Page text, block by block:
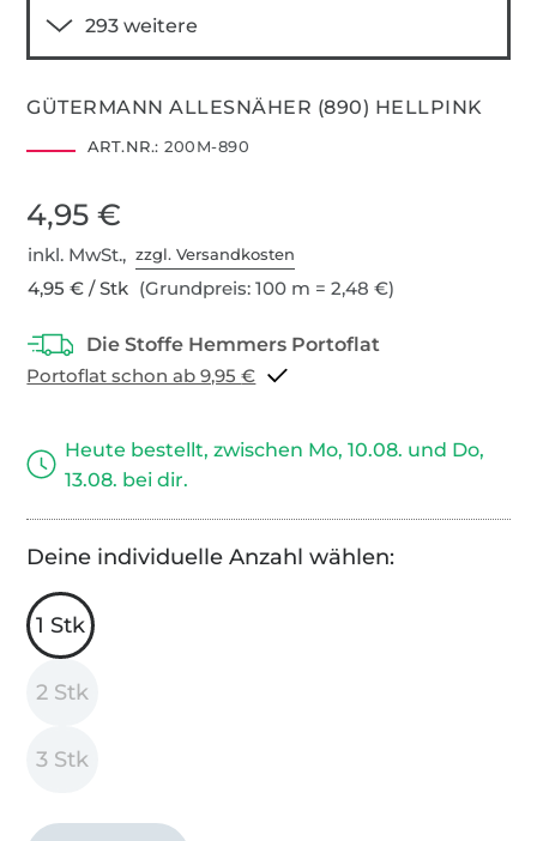
GÜTERMANN ALLESNÄHER (890) HELLPINK
ART.NR.: 200M-890
4,95 €
inkl. MwSt.,zzgl. Versandkosten
4,95 € / Stk (Grundpreis: 100 m = 2,48 €)
Portoflat schon ab 9,95 €
Heute bestellt, zwischen Mo, 10.08. und Do,
13.08. bei dir.
Deine individuelle Anzahl wählen:
1 Stk
2 Stk
3 Stk